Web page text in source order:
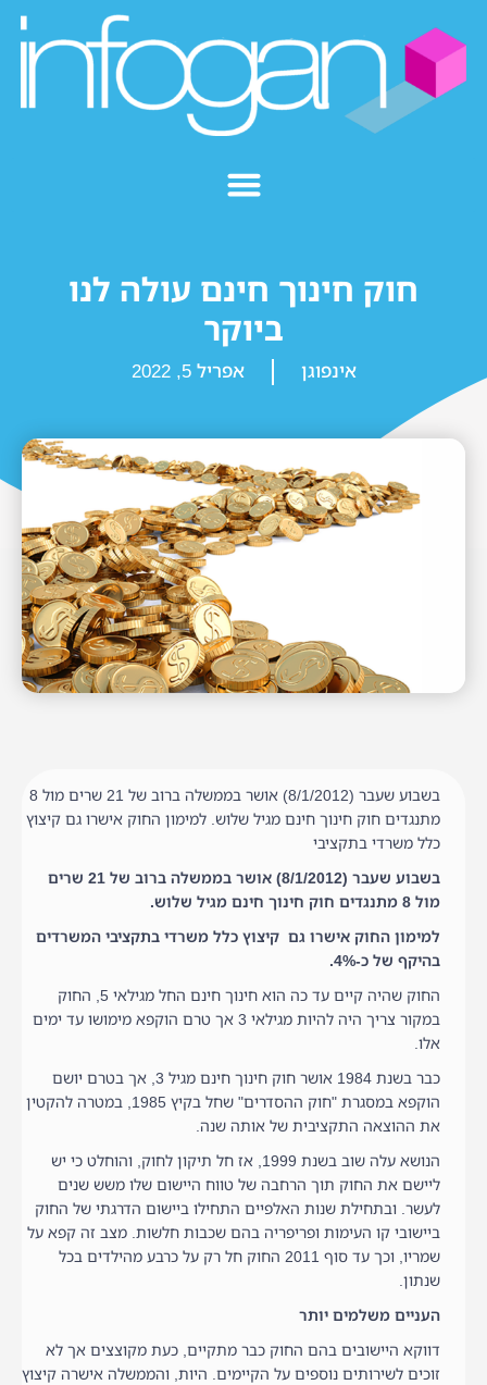
חוק חינוך חינם עולה לנו
ביוקר
אינפוגן אפריל 5, 2022
בשבוע שעבר (8/1/2012) אושר בממשלה ברוב של 21 שרים מול 8
מתנגדים חוק חינוך חינם מגיל שלוש. למימון החוק אישרו גם קיצוץ
כלל משרדי בתקציבי
בשבוע שעבר (8/1/2012) אושר בממשלה ברוב של 21 שרים
מול 8 מתנגדים חוק חינוך חינם מגיל שלוש.
למימון החוק אישרו גם קיצוץ כלל משרדי בתקציבי המשרדים
בהיקף של כ-4%.
החוק שהיה קיים עד כה הוא חינוך חינם החל מגילאי 5, החוק
במקור צריך היה להיות מגילאי 3 אך טרם הוקפא מימושו עד ימים
אלו.
כבר בשנת 1984 אושר חוק חינוך חינם מגיל 3, אך בטרם יושם
הוקפא במסגרת "חוק ההסדרים" שחל בקיץ 1985, במטרה להקטין
את ההוצאה התקציבית של אותה שנה.
הנושא עלה שוב בשנת 1999, אז חל תיקון לחוק, והוחלט כי יש
ליישם את החוק תוך הרחבה של טווח היישום שלו משש שנים
לעשר. ובתחילת שנות האלפיים התחילו ביישום הדרגתי של החוק
ביישובי קו העימות ופריפריה בהם שכבות חלשות. מצב זה קפא על
שמריו, וכך עד סוף 2011 החוק חל רק על כרבע מהילדים בכל
שנתון.
העניים משלמים יותר
דווקא היישובים בהם החוק כבר מתקיים, כעת מקוצצים אך לא
זוכים לשירותים נוספים על הקיימים. היות, והממשלה אישרה קיצוץ